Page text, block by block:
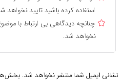
استفاده کرده باشید تایید نخواهد
چنانچه دیدگاهی بی ارتباط با
نخواهد شد.
نشانی ایمیل شما منتشر نخواهد شد.